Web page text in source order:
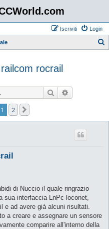
Login
Iscriviti
rocrail
Cerca
1 2
di Nuccio il quale ringrazio
sua interfaccia LnPc loconet,
e ad avere già alcuni risultati.
a creare e assegnare un sensore
comparire all'interno della